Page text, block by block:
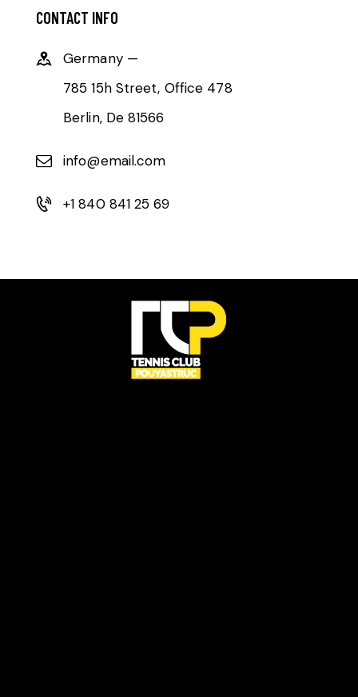
CONTACT INFO
Germany —
785 15h Street, Office 478
Berlin, De 81566
info@email.com
+1 840 841 25 69